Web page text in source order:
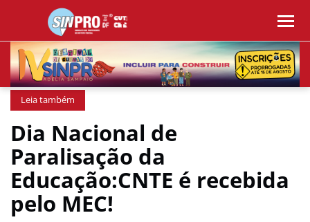
Leia também
Dia Nacional de
Paralisação da
Educação:CNTE é recebida
pelo MEC!